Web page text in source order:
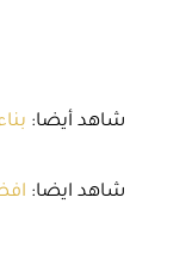
شاهد أيضا:
شاهد ايضا: